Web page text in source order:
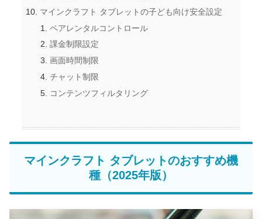
マインクラフト タブレットの子ども向け安全設定
ペアレンタルコントロール
課金制限設定
画面時間制限
チャット制限
コンテンツフィルタリング
マインクラフト タブレットのおすすめ機
種（2025年版）